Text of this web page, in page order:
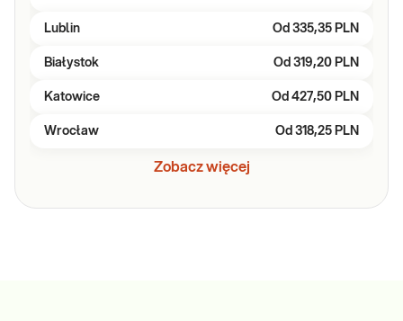
Lublin Od 335,35 PLN
Białystok Od 319,20 PLN
Katowice Od 427,50 PLN
Wrocław Od 318,25 PLN
Zobacz więcej